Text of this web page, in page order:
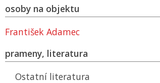
osoby na objektu
František Adamec
prameny, literatura
Ostatní literatura